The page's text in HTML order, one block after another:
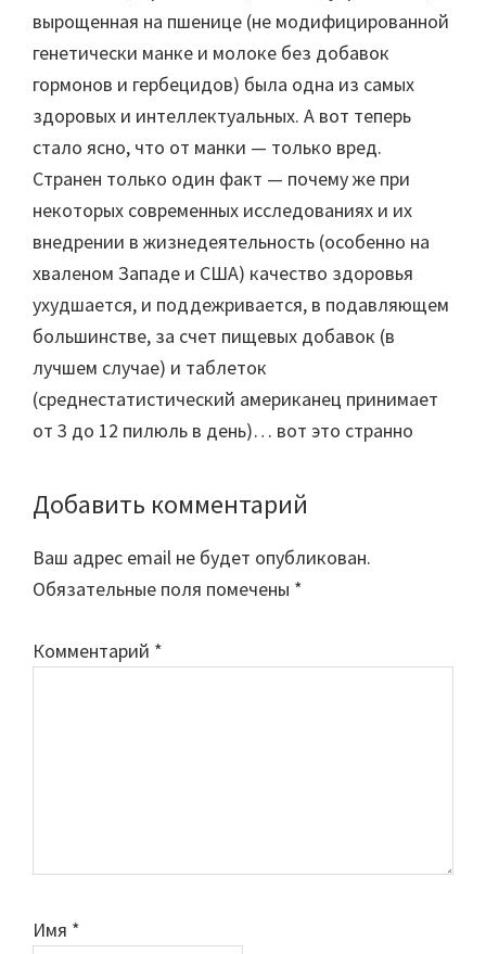
вырощенная на пшенице (не модифицированной
генетически манке и молоке без добавок
гормонов и гербецидов) была одна из самых
здоровых и интеллектуальных. А вот теперь
стало ясно, что от манки — только вред.
Странен только один факт — почему же при
некоторых современных исследованиях и их
внедрении в жизнедеятельность (особенно на
хваленом Западе и США) качество здоровья
ухудшается, и поддежривается, в подавляющем
большинстве, за счет пищевых добавок (в
лучшем случае) и таблеток
(среднестатистический американец принимает
от 3 до 12 пилюль в день)… вот это странно
Добавить комментарий
Ваш адрес email не будет опубликован.
Обязательные поля помечены *
Комментарий *
Имя *